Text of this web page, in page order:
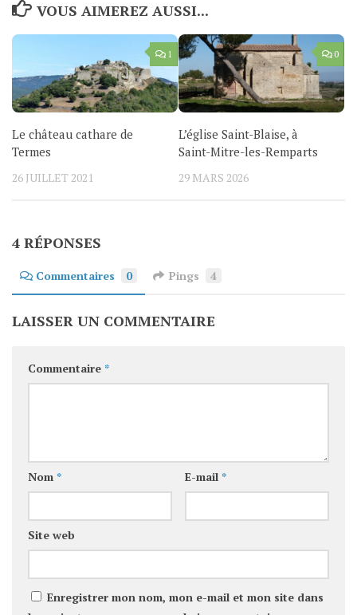
VOUS AIMEREZ AUSSI...
1
Le château cathare de
Termes
26 JUILLET 2021
0
L’église Saint-Blaise, à
Saint-Mitre-les-Remparts
29 MARS 2026
4 RÉPONSES
Commentaires 0 Pings 4
LAISSER UN COMMENTAIRE
Commentaire *
Nom * E-mail *
Site web
Enregistrer mon nom, mon e-mail et mon site dans